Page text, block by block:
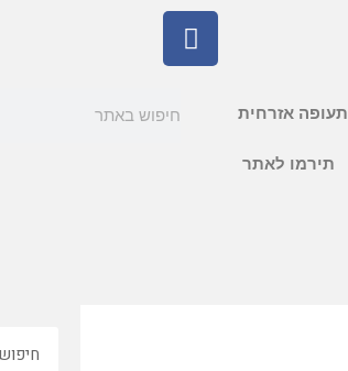
F
a
c
e
b תעופה אזרחית
תירמו לאתר